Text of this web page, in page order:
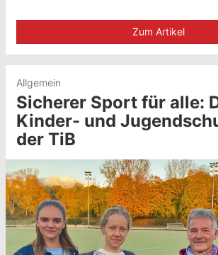
Zum Artikel
Allgemein
Sicherer Sport für alle:
Kinder- und
der TiB